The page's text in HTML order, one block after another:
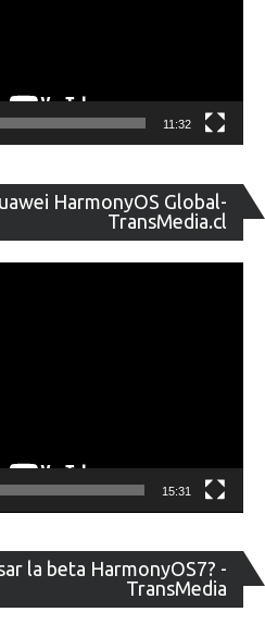
11:32
HarmonyOS Global-
TransMedia.cl
de
15:31
la beta HarmonyOS7? -
TransMedia
de